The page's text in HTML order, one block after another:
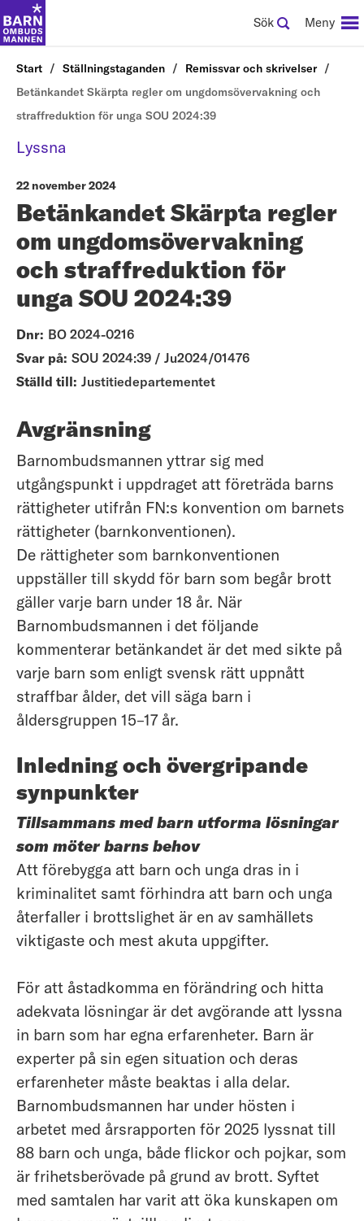
Sök Meny
Start Ställningstaganden
Remissvar och skrivelser
Betänkandet Skärpta regler om ungdomsövervakning och
straffreduktion för unga SOU 2024:39
Lyssna
22 november 2024
Betänkandet Skärpta regler
om ungdomsövervakning
och straffreduktion för
unga SOU 2024:39
Dnr: BO 2024-0216
Svar på: SOU 2024:39 / Ju2024/01476
Ställd till: Justitiedepartementet
Avgränsning
Barnombudsmannen yttrar sig med
utgångspunkt i uppdraget att företräda barns
rättigheter utifrån FN:s konvention om barnets
rättigheter (barnkonventionen).
De rättigheter som barnkonventionen
uppställer till skydd för barn som begår brott
gäller varje barn under 18 år. När
Barnombudsmannen i det följande
kommenterar betänkandet är det med sikte på
varje barn som enligt svensk rätt uppnått
straffbar ålder, det vill säga barn i
åldersgruppen 15–17 år.
Inledning och övergripande
synpunkter
Tillsammans med barn utforma lösningar
som möter barns behov
Att förebygga att barn och unga dras in i
kriminalitet samt förhindra att barn och unga
återfaller i brottslighet är en av samhällets
viktigaste och mest akuta uppgifter.
För att åstadkomma en förändring och hitta
adekvata lösningar är det avgörande att lyssna
in barn som har egna erfarenheter. Barn är
experter på sin egen situation och deras
erfarenheter måste beaktas i alla delar.
Barnombudsmannen har under hösten i
arbetet med årsrapporten för 2025 lyssnat till
88 barn och unga, både flickor och pojkar, som
är frihetsberövade på grund av brott. Syftet
med samtalen har varit att öka kunskapen om